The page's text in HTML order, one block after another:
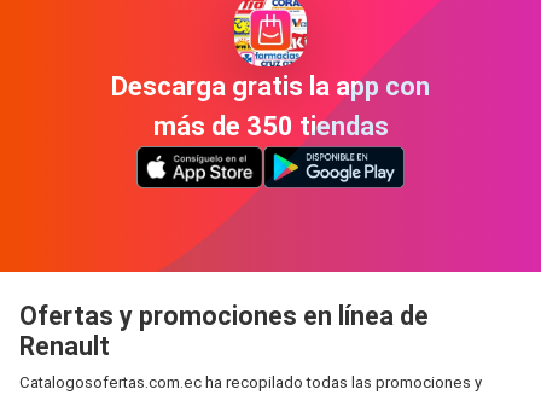
Descarga gratis la app con
más de 350 tiendas
Ofertas y promociones en línea de
Renault
Catalogosofertas.com.ec ha recopilado todas las promociones y